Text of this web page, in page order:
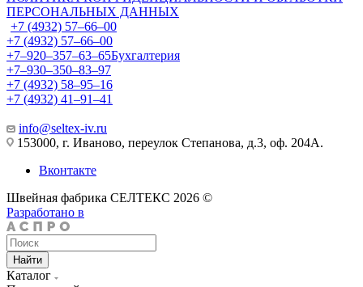
ПЕРСОНАЛЬНЫХ ДАННЫХ
+7 (4932) 57‒66‒00
+7 (4932) 57‒66‒00
+7‒920‒357‒63‒65Бухгалтерия
+7‒930‒350‒83‒97
+7 (4932) 58‒95‒16
+7 (4932) 41‒91‒41
info@seltex-iv.ru
153000, г. Иваново, переулок Степанова, д.3, оф. 204А.
Вконтакте
Швейная фабрика СЕЛТЕКС 2026 ©
Разработано в
Найти
Каталог